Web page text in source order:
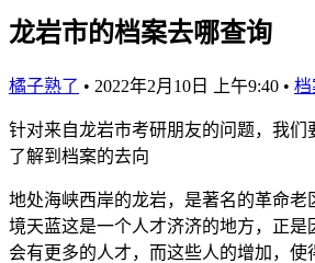
龙岩市的档案去哪查询
橘子熟了 • 2022年2月10日 上午9:40 • 档
针对来自龙岩市考研朋友的问题，我们
了解到档案的去向
地处海峡西岸的龙岩，是著名的革命老
境天蓝这是一个人才济济的地方，正是
会有更多的人才，而这些人的增加，使